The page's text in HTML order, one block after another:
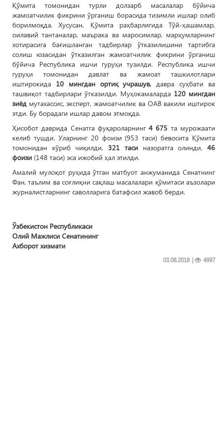
Қўмита томонидан турли долзарб масалалар бўйича
жамоатчилик фикрини ўрганиш борасида тизимли ишлар олиб
борилмоқда. Хусусан, Қўмита раҳбарлигида Тўй-ҳашамлар,
оилавий тантаналар, маърака ва маросимлар, марҳумларнинг
хотирасига бағишланган тадбирлар ўтказилишини тартибга
солиш юзасидан ўтказилган жамоатчилик фикрини ўрганиш
бўйича Республика ишчи гуруҳи тузилди. Республика ишчи
гуруҳи томонидан давлат ва жамоат ташкилотлари
иштирокида 10 мингдан ортиқ учрашув,давра суҳбати ва
ташвиқот тадбирлари ўтказилди. Муҳокамаларда 120 мингдан
зиёд мутахассис, эксперт, жамоатчилик ва ОАВ вакили иштирок
этди. Бу борадаги ишлар давом этмоқда.
Ҳисобот даврида Сенатга фуқароларнинг4 675 та мурожаати
келиб тушди. Уларнинг 20 фоизи (953 таси) бевосита Қўмита
томонидан кўриб чиқилди, 321 таси назоратга олинди,46
фоизи (148 таси) эса ижобий ҳал этилди.
Амалий мулоқот руҳида ўтган матбуот анжуманида Сенатнинг
Фан, таълим ва соғлиқни сақлаш масалалари қўмитаси аъзолари
журналистларнинг саволларига батафсил жавоб берди.
Ўзбекистон Республикаси
Олий Мажлиси Сенатининг
Ахборот хизмати
| 4997
03.08.2018